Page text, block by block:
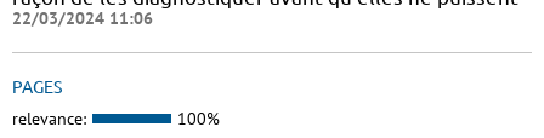
22/03/2024 11:06
PAGES
relevance: 100%